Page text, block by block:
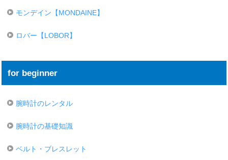
モンデイン【MONDAINE】
ロバー【LOBOR】
for beginner
腕時計のレンタル
腕時計の基礎知識
ベルト・ブレスレット